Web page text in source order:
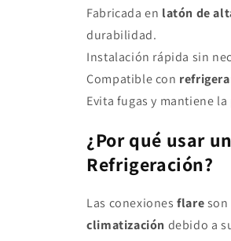
Fabricada en latón de
durabilidad.
Instalación rápida sin
Compatible con
Evita fugas y mantiene
¿Por qué usar
Refrigeración?
Las conexionesflare
climatización debido a